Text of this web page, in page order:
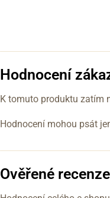
Hodnocení
K tomuto produktu zatím
Hodnocení mohou psát
Ověřené